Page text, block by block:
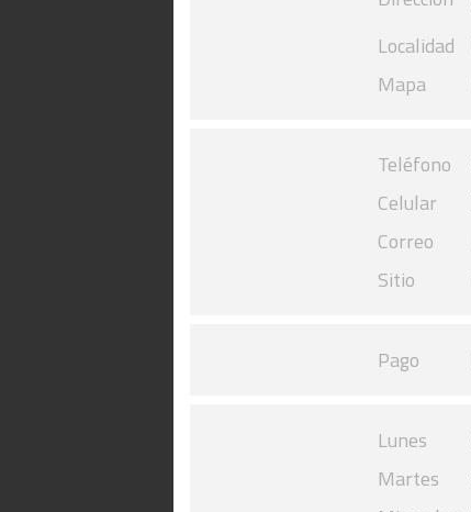
Localidad
Mapa
Teléfono
Celular
Correo
Sitio
Pago
Lunes
Martes